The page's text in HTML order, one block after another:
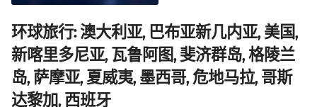
环球旅行: 澳大利亚, 巴布亚新几内亚, 美国,
新喀里多尼亚, 瓦鲁阿图, 斐济群岛, 格陵兰
岛, 萨摩亚, 夏威夷, 墨西哥, 危地马拉, 哥斯
达黎加, 西班牙